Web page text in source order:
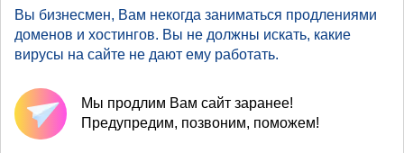
Вы бизнесмен, Вам некогда заниматься продлениями
доменов и хостингов. Вы не должны искать, какие
вирусы на сайте не дают ему работать.
Мы продлим Вам сайт заранее!
Предупредим, позвоним, поможем!